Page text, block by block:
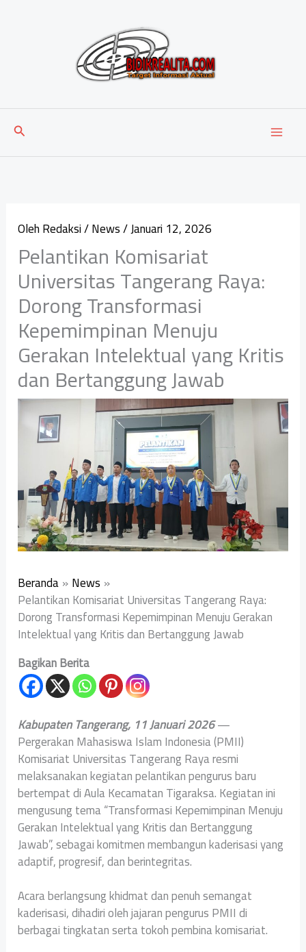
Cari
OlehRedaksi/News/Januari 12, 2026
‎Pelantikan Komisariat
Universitas Tangerang Raya:
Dorong Transformasi
Kepemimpinan Menuju
Gerakan Intelektual yang Kritis
dan Bertanggung Jawab
Beranda News
‎Pelantikan Komisariat Universitas Tangerang Raya:
Dorong Transformasi Kepemimpinan Menuju Gerakan
Intelektual yang Kritis dan Bertanggung Jawab
Bagikan Berita
Kabupaten Tangerang, 11 Januari 2026—
Pergerakan Mahasiswa Islam Indonesia (PMII)
Komisariat Universitas Tangerang Raya resmi
melaksanakan kegiatan pelantikan pengurus baru
bertempat di Aula Kecamatan Tigaraksa. Kegiatan ini
mengusung tema “Transformasi Kepemimpinan Menuju
Gerakan Intelektual yang Kritis dan Bertanggung
Jawab”, sebagai komitmen membangun kaderisasi yang
adaptif, progresif, dan berintegritas.
‎Acara berlangsung khidmat dan penuh semangat
kaderisasi, dihadiri oleh jajaran pengurus PMII di
berbagai tingkatan serta tokoh pembina komisariat.